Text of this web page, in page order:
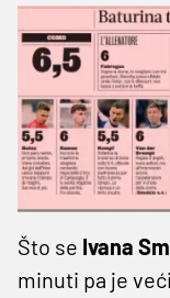
Što se Ivana
minuti pa je